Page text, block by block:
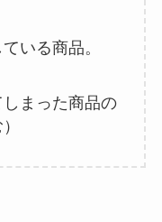
いる商品。
まった商品の